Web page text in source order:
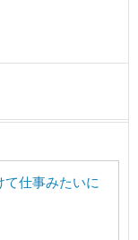
て仕事みたいに